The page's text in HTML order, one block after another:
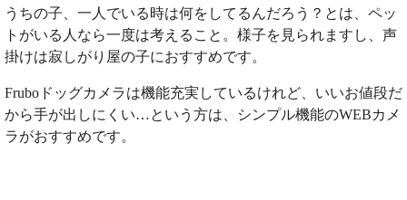
うちの子、一人でいる時は何をしてるんだろう？とは、ペッ
トがいる人なら一度は考えること。様子を見られますし、声
掛けは寂しがり屋の子におすすめです。
Fruboドッグカメラは機能充実しているけれど、いいお値段だ
から手が出しにくい…という方は、シンプル機能のWEBカメ
ラがおすすめです。